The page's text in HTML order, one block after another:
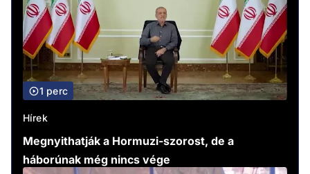
1 perc
Hírek
Megnyithatják a Hormuzi-szorost, de a
háborúnak még nincs vége